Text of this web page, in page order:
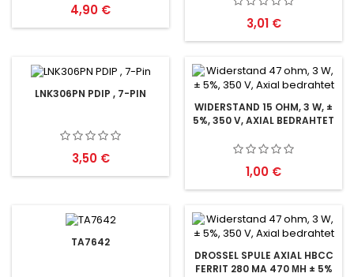
Preis
4,90 €
Preis
3,01 €
LNK306PN PDIP , 7-PIN
Preis
3,50 €
WIDERSTAND 15 OHM, 3 W, ±
5%, 350 V, AXIAL BEDRAHTET
Preis
1,00 €
TA7642
DROSSEL SPULE AXIAL HBCC
FERRIT 280 MA 470 ΜH ± 5%